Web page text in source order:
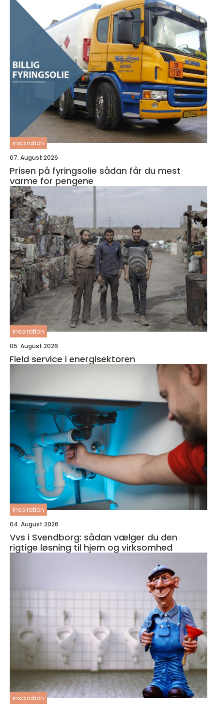
inspiration
07. August 2026
Prisen på fyringsolie sådan får du mest
varme for pengene
inspiration
05. August 2026
Field service i energisektoren
inspiration
04. August 2026
Vvs i Svendborg: sådan vælger du den
rigtige løsning til hjem og virksomhed
inspiration